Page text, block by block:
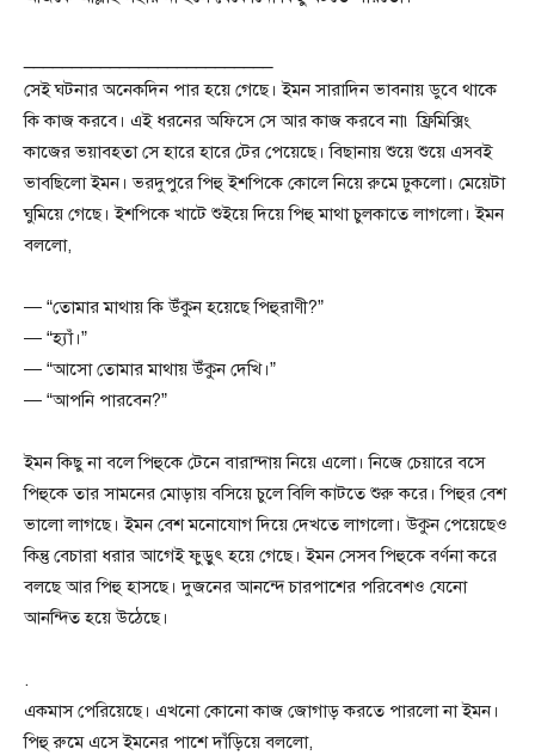
সেই ঘটনার অনেকদিন পার হয়ে গেছে। ইমন সারাদিন ভাবনায় ডুবে থাকে
কি কাজ করবে। এই ধরনের অফিসে সে আর কাজ করবে না৷ ফ্রিমিক্সিং
কাজের ভয়াবহতা সে হারে হারে টের পেয়েছে। বিছানায় শুয়ে শুয়ে এসবই
ভাবছিলো ইমন। ভরদুপুরে পিহু ইশপিকে কোলে নিয়ে রুমে ঢুকলো। মেয়েটা
ঘুমিয়ে গেছে। ইশপিকে খাটে শুইয়ে দিয়ে পিহু মাথা চুলকাতে লাগলো। ইমন
বললো,
— “তোমার মাথায় কি উঁকুন হয়েছে পিহুরাণী?”
— “হ্যাঁ।”
— “আসো তোমার মাথায় উঁকুন দেখি।”
— “আপনি পারবেন?”
ইমন কিছু না বলে পিহুকে টেনে বারান্দায় নিয়ে এলো। নিজে চেয়ারে বসে
পিহুকে তার সামনের মোড়ায় বসিয়ে চুলে বিলি কাটতে শুরু করে। পিহুর বেশ
ভালো লাগছে। ইমন বেশ মনোযোগ দিয়ে দেখতে লাগলো। উকুন পেয়েছেও
কিন্তু বেচারা ধরার আগেই ফুড়ুৎ হয়ে গেছে। ইমন সেসব পিহুকে বর্ণনা করে
বলছে আর পিহু হাসছে। দুজনের আনন্দে চারপাশের পরিবেশও যেনো
আনন্দিত হয়ে উঠেছে।
.
একমাস পেরিয়েছে। এখনো কোনো কাজ জোগাড় করতে পারলো না ইমন।
পিহু রুমে এসে ইমনের পাশে দাঁড়িয়ে বললো,